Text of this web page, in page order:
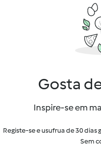
Gosta
Inspire-se em
Registe-se e usufrua de 30
Sem